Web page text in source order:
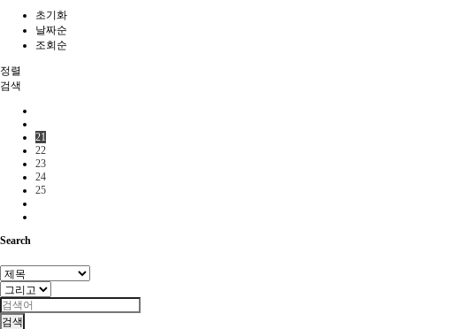
초기화
날짜순
조회순
정렬
검색
21
22
23
24
25
Search
검색